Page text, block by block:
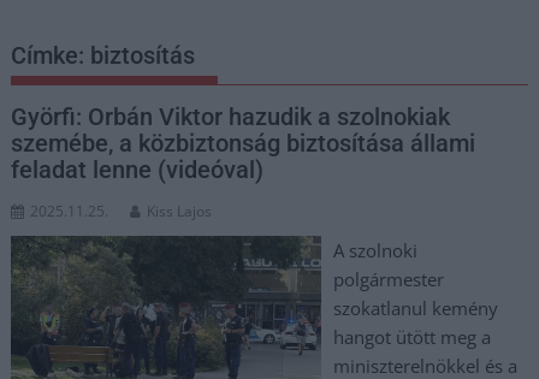
Címke: biztosítás
Györfi: Orbán Viktor hazudik a szolnokiak
szemébe, a közbiztonság biztosítása állami
feladat lenne (videóval)
2025.11.25. Kiss Lajos
A szolnoki
polgármester
szokatlanul kemény
hangot ütött meg a
miniszterelnökkel és a